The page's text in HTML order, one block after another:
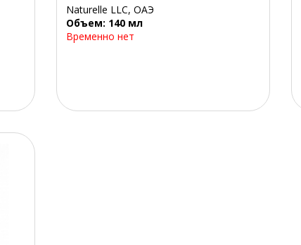
Naturelle LLC, ОАЭ
Объем: 140 мл
Временно нет